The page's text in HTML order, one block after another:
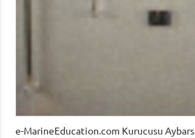
e-MarineEducation.com Kurucusu Aybars